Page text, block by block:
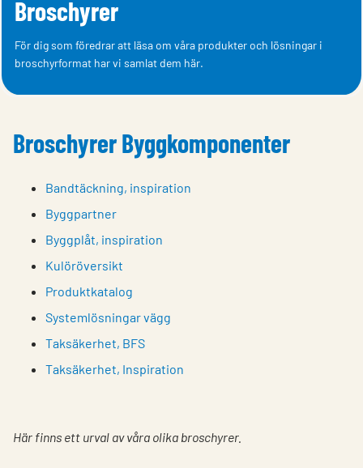
Broschyrer
För dig som föredrar att läsa om våra produkter och lösningar i
broschyrformat har vi samlat dem här.
Broschyrer Byggkomponenter
Bandtäckning, inspiration
Byggpartner
Byggplåt, inspiration
Kulöröversikt
Produktkatalog
Systemlösningar vägg
Taksäkerhet, BFS
Taksäkerhet, Inspiration
Här finns ett urval av våra olika broschyrer.